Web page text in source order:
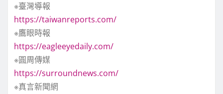
※臺灣導報
https://taiwanreports.com/
※鷹眼時報
https://eagleeyedaily.com/
※圓周傳媒
https://surroundnews.com/
※真言新聞網